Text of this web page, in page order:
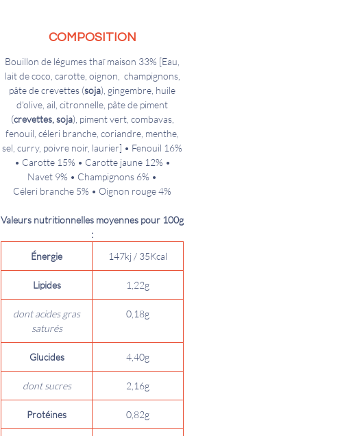
COMPOSITION
Bouillon de légumes thaï maison 33% [Eau,
lait de coco, carotte, oignon, champignons,
pâte de crevettes (soja), gingembre, huile
d'olive, ail, citronnelle, pâte de piment
(crevettes, soja), piment vert, combavas,
fenouil, céleri branche, coriandre, menthe,
sel, curry, poivre noir, laurier] • Fenouil 16%
• Carotte 15% • Carotte jaune 12% •
Navet 9% • Champignons 6% •
Céleri branche 5% • Oignon rouge 4%
Valeurs nutritionnelles moyennes pour 100g
:
Énergie
147kj / 35Kcal
Lipides 1,22g
dont acides gras
saturés
0,18g
Glucides 4,40g
dont sucres 2,16g
Protéines 0,82g